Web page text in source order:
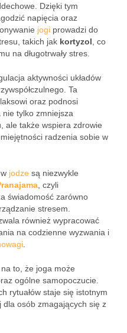
Dzięki tym
napięcia oraz
jogi prowadzi do
takich jak kortyzol , co
na długotrwały stres.
aktywności układów
Ta
oraz podnosi
tylko zmniejsza
ale także wspiera zdrowie
radzenia sobie w
jodze są niezwykle
, czyli
świadomość zarówno
stresem.
również wypracować
na codzienne wyzwania i
to, że joga może
ogólne samopoczucie.
rytuałów staje się istotnym
osób zmagających się z